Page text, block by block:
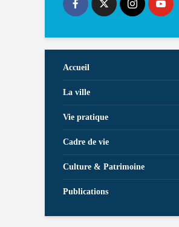
Accueil
La ville
Vie pratique
Cadre de vie
Culture & Patrimoine
Publications